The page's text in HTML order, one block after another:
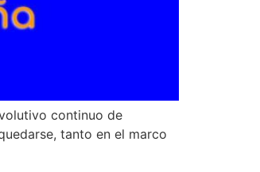
continuo de
tanto en el marco